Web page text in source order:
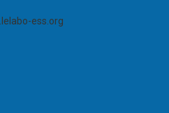
ess.org